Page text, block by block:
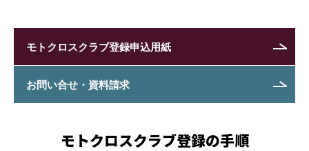
インフォメーション
モトクロス
モトクロスクラブ登録申込用紙
お問い合せ・資料請求
モトクロスクラブ登録の手順